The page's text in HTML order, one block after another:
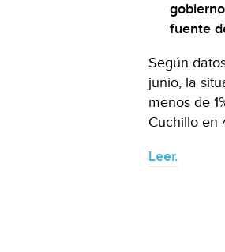
fuente
Según
junio, la
menos de
Cuchillo en
Leer.